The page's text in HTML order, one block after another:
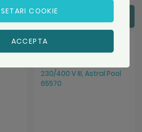
ACCEPTA
SETARI COOKIE